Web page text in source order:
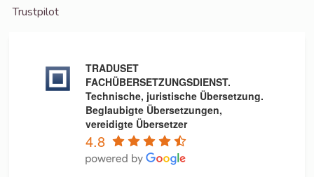
Trust­pi­lot
TRADUSET
FACHÜBERSETZUNGSDIENST.
Technische, juristische Übersetzung.
Beglaubigte Übersetzungen,
vereidigte Übersetzer
4.8